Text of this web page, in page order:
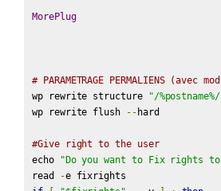
MorePlug
# PARAMETRAGE PERMALIENS (avec
wp rewrite structure
"/
wp rewrite flush
-- hard
#Give right to the user
echo
"Do you want to Fix rights
read
-